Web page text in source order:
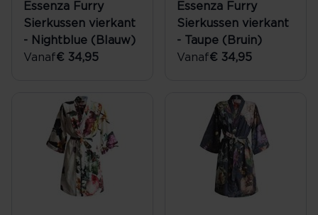
Essenza Furry
Sierkussen vierkant
- Nightblue (Blauw)
Vanaf€ 34,95
Essenza Furry
Sierkussen vierkant
- Taupe (Bruin)
Vanaf€ 34,95